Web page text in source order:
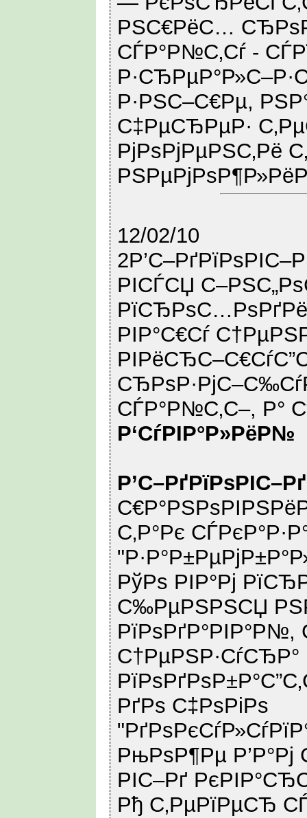
РЅС€РёС…
СЃР°Р№С‚Сѓ -
Р·РЅС–С€Рµ,
С‡РµСЂРµР·
РјРѕРјРµРЅС‚Рё
12/02/10
РІСЃСЏ
РІР°С€Сѓ
СЃР°Р№С‚С–, Р°
Р‘СѓРІР°Р»РёР№
С‚Р°Рє
РўРѕ РІР°Рј
С‰РµРЅРЅСЏ
РїРѕРґР°РІР°Р№,
РґРѕ С‡РѕРіРѕ
РњРѕР¶Рµ
РІС–Рґ
Рђ С‚РµРїРµСЂ